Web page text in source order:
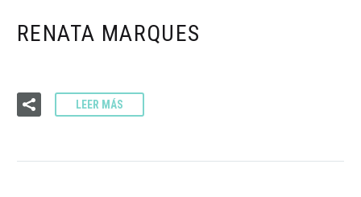
RENATA MARQUES
LEER MÁS